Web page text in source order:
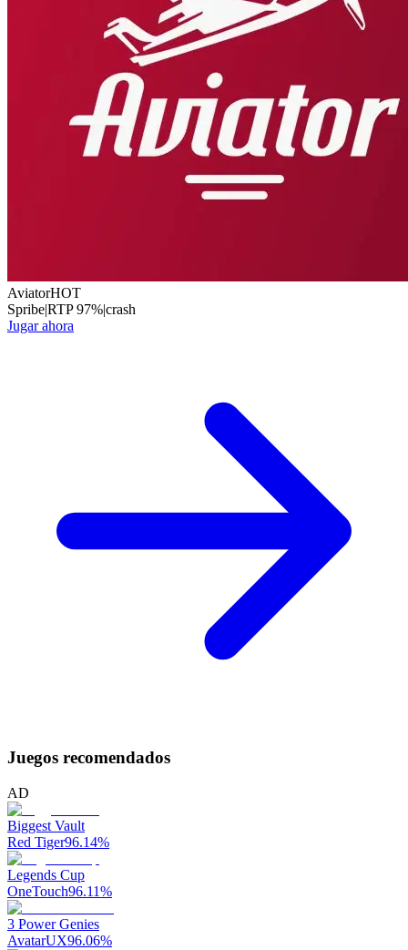
AviatorHOT
Spribe|RTP97%|crash
Jugar ahora
Juegos recomendados
AD
Biggest Vault
Red Tiger96.14%
Legends Cup
OneTouch96.11%
3 Power Genies
AvatarUX96.06%